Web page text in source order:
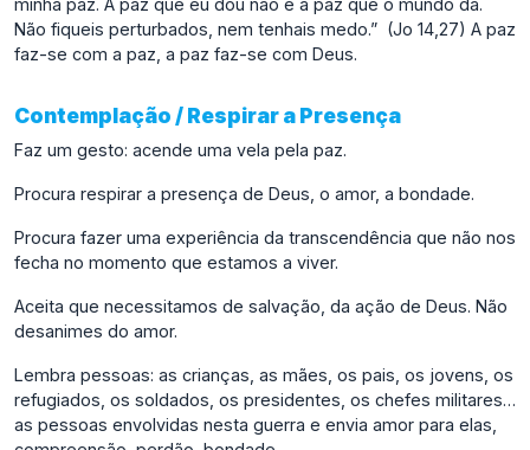
Não fiqueis perturbados, nem tenhais medo.” (Jo 14,27) A paz
faz-se com a paz, a paz faz-se com Deus.
Contemplação / Respirar a Presença
Faz um gesto: acende uma vela pela paz.
Procura respirar a presença de Deus, o amor, a bondade.
Procura fazer uma experiência da transcendência que não nos
fecha no momento que estamos a viver.
Aceita que necessitamos de salvação, da ação de Deus. Não
desanimes do amor.
Lembra pessoas: as crianças, as mães, os pais, os jovens, os
refugiados, os soldados, os presidentes, os chefes militares…
as pessoas envolvidas nesta guerra e envia amor para elas,